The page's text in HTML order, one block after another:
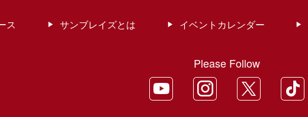
ス サンブレイズとは イベントカレンダー
Please Follow